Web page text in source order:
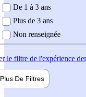
De 1 à 3 ans
Plus de 3 ans
Non renseignée
le filtre de l'expérience
Plus De Filtres